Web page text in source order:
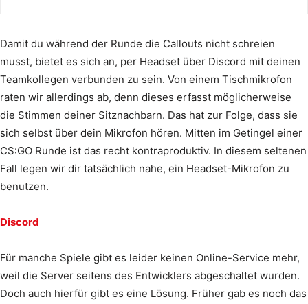
Damit du während der Runde die Callouts nicht schreien
musst, bietet es sich an, per Headset über Discord mit deinen
Teamkollegen verbunden zu sein. Von einem Tischmikrofon
raten wir allerdings ab, denn dieses erfasst möglicherweise
die Stimmen deiner Sitznachbarn. Das hat zur Folge, dass sie
sich selbst über dein Mikrofon hören. Mitten im Getingel einer
CS:GO Runde ist das recht kontraproduktiv. In diesem seltenen
Fall legen wir dir tatsächlich nahe, ein Headset-Mikrofon zu
benutzen.
Discord
Für manche Spiele gibt es leider keinen Online-Service mehr,
weil die Server seitens des Entwicklers abgeschaltet wurden.
Doch auch hierfür gibt es eine Lösung. Früher gab es noch das